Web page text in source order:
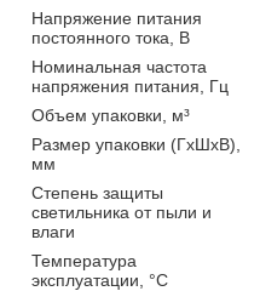
Напряжение питания
постоянного тока, В
Номинальная частота
напряжения питания, Гц
Объем упаковки, м³
Размер упаковки (ГхШхВ),
мм
Степень защиты
светильника от пыли и
влаги
Температура
эксплуатации, °С